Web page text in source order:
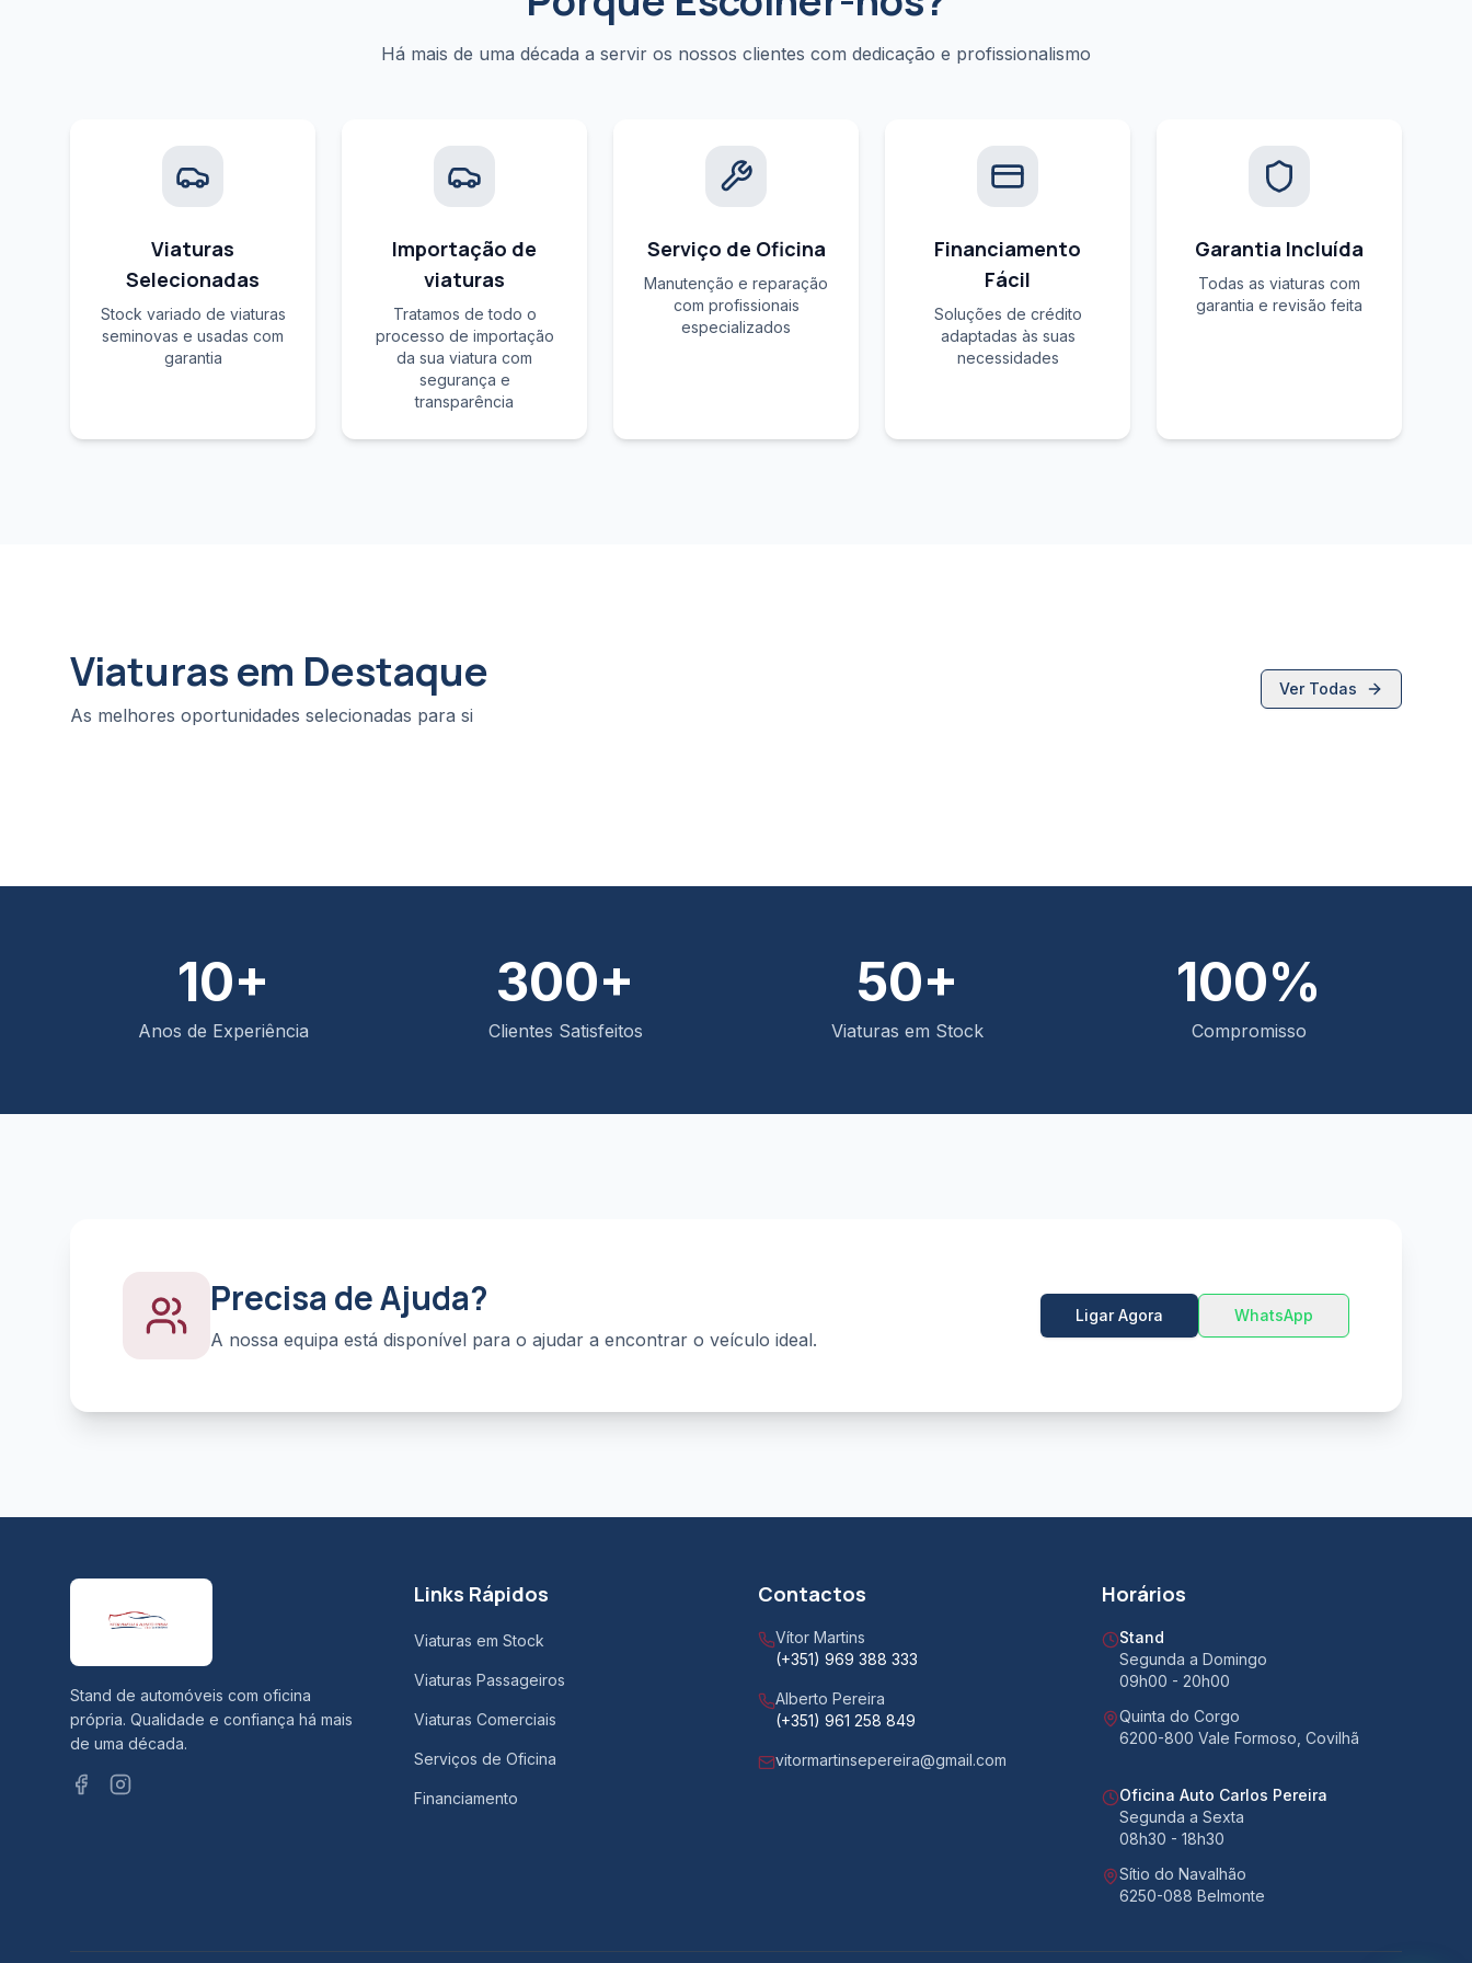
Há mais de uma década a servir os nossos clientes com dedicação e profissionalismo
Viaturas
Selecionadas
Stock variado de viaturas
seminovas e usadas com
garantia
Importação de
viaturas
Tratamos de todo o
processo de importação
da sua viatura com
segurança e
transparência
Serviço de Oficina
Manutenção e reparação
com profissionais
especializados
Financiamento
Fácil
Soluções de crédito
adaptadas às suas
necessidades
Garantia Incluída
Todas as viaturas com
garantia e revisão feita
Viaturas em Destaque
As melhores oportunidades selecionadas para si
Ver Todas
10+
Anos de Experiência
300+
Clientes Satisfeitos
50+
Viaturas em Stock
100%
Compromisso
Precisa de Ajuda?
A nossa equipa está disponível para o ajudar a encontrar o veículo ideal.
Ligar Agora WhatsApp
Stand de automóveis com oficina
própria. Qualidade e confiança há mais
de uma década.
Links Rápidos
Viaturas em Stock
Viaturas Passageiros
Viaturas Comerciais
Serviços de Oficina
Financiamento
Contactos
Vítor Martins
(+351) 969 388 333
Alberto Pereira
(+351) 961 258 849
vitormartinsepereira@gmail.com
Horários
Stand
Segunda a Domingo
09h00 - 20h00
Quinta do Corgo
6200-800 Vale Formoso, Covilhã
Oficina Auto Carlos Pereira
Segunda a Sexta
08h30 - 18h30
Sítio do Navalhão
6250-088 Belmonte